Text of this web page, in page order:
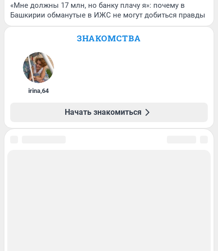
«Мне должны 17 млн, но банку плачу я»: почему в
Башкирии обманутые в ИЖС не могут добиться правды
ЗНАКОМСТВА
irina,64
Начать знакомиться